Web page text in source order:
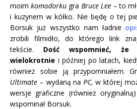
moimkomodorku gra Bruce Lee– to
i kuzynem w kółko. Nie będę o tej
Borsuk już wszystko nam ładnie
zrobili filmidło, do którego link
tekście. Dość wspomnieć, że
wielokrotnie i później po latach,
również sobie ją przypomniałem.
Ultimate – wydaną naPC, w której
wersje graficzne (również
wspominał Borsuk.